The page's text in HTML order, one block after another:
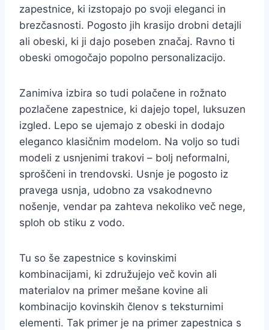
zapestnice, ki izstopajo po svoji eleganci in
brezčasnosti. Pogosto jih krasijo drobni detajli
ali obeski, ki ji dajo poseben značaj. Ravno ti
obeski omogočajo popolno personalizacijo.
Zanimiva izbira so tudi polačene in rožnato
pozlačene zapestnice, ki dajejo topel, luksuzen
izgled. Lepo se ujemajo z obeski in dodajo
eleganco klasičnim modelom. Na voljo so tudi
modeli z usnjenimi trakovi – bolj neformalni,
sproščeni in trendovski. Usnje je pogosto iz
pravega usnja, udobno za vsakodnevno
nošenje, vendar pa zahteva nekoliko več nege,
sploh ob stiku z vodo.
Tu so še zapestnice s kovinskimi
kombinacijami, ki združujejo več kovin ali
materialov na primer mešane kovine ali
kombinacijo kovinskih členov s teksturnimi
elementi. Tak primer je na primer zapestnica s